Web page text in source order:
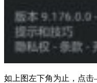
如上图左下角为止，点